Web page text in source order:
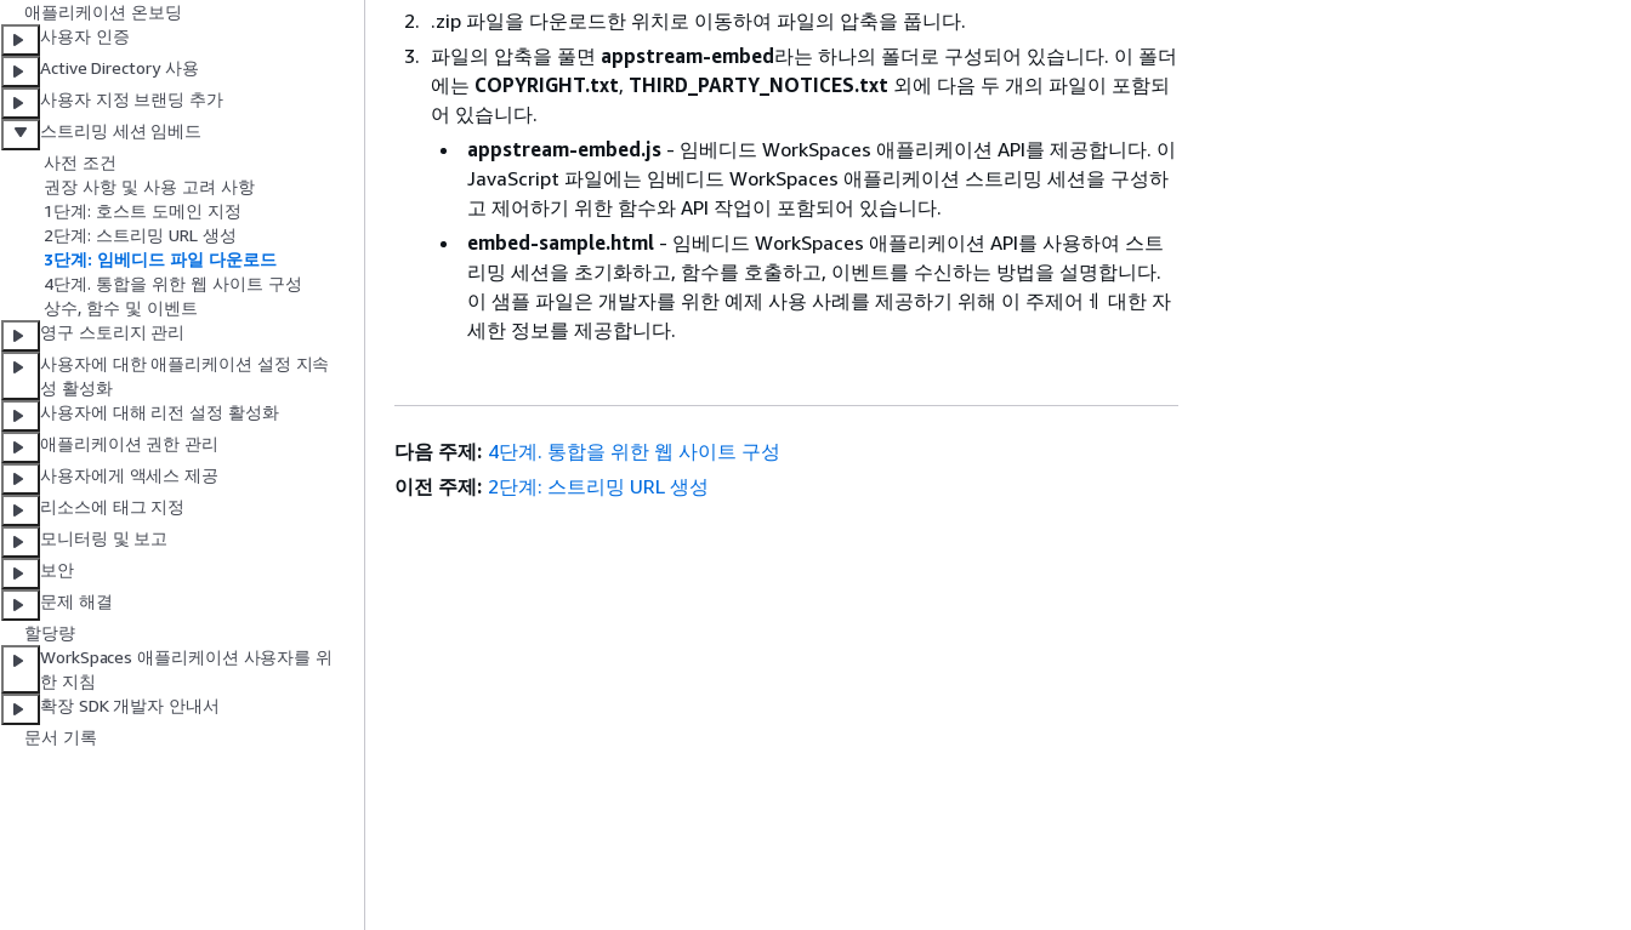
애플리케이션 온보딩
사용자 인증
Active Directory 사용
사용자 지정 브랜딩 추가
스트리밍 세션 임베드
사전 조건
권장 사항 및 사용 고려 사항
1단계: 호스트 도메인 지정
2단계: 스트리밍 URL 생성
3단계: 임베디드 파일 다운로드
4단계. 통합을 위한 웹 사이트 구성
상수, 함수 및 이벤트
영구 스토리지 관리
사용자에 대한 애플리케이션 설정 지속
성 활성화
사용자에 대해 리전 설정 활성화
애플리케이션 권한 관리
사용자에게 액세스 제공
리소스에 태그 지정
모니터링 및 보고
보안
문제 해결
할당량
WorkSpaces 애플리케이션 사용자를 위
한 지침
확장 SDK 개발자 안내서
문서 기록
.zip 파일을 다운로드한 위치로 이동하여 파일의 압축을 풉니다.
파일의 압축을 풀면 appstream-embed 라는 하나의 폴더로 구성되어 있습니다. 이 폴더
에는 COPYRIGHT.txt, THIRD_PARTY_NOTICES.txt 외에 다음 두 개의 파일이 포함되
어 있습니다.
appstream-embed.js - 임베디드 WorkSpaces 애플리케이션 API를 제공합니다. 이
JavaScript 파일에는 임베디드 WorkSpaces 애플리케이션 스트리밍 세션을 구성하
고 제어하기 위한 함수와 API 작업이 포함되어 있습니다.
embed-sample.html - 임베디드 WorkSpaces 애플리케이션 API를 사용하여 스트
리밍 세션을 초기화하고, 함수를 호출하고, 이벤트를 수신하는 방법을 설명합니다.
이 샘플 파일은 개발자를 위한 예제 사용 사례를 제공하기 위해 이 주제어ㅔ 대한 자
세한 정보를 제공합니다.
다음 주제: 4단계. 통합을 위한 웹 사이트 구성
이전 주제: 2단계: 스트리밍 URL 생성